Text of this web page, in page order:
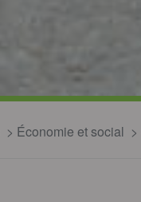
Économie et social